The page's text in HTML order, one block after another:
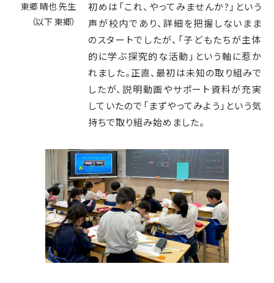
東郷 晴也 先生
（以下 東郷）
初めは「これ、やってみませんか?」という
声が校内であり、詳細を把握しないまま
のスタートでしたが、「子どもたちが主体
的に学ぶ探究的な活動」という軸に惹か
れました。正直、最初は未知の取り組みで
したが、説明動画やサポート資料が充実
していたので「まずやってみよう」という気
持ちで取り組み始めました。